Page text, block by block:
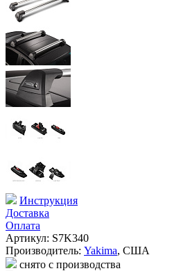
Инструкция
Доставка
Оплата
Артикул: S7K340
Производитель: Yakima, США
снято с производства